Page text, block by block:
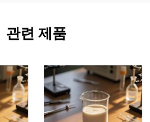
관련 제품